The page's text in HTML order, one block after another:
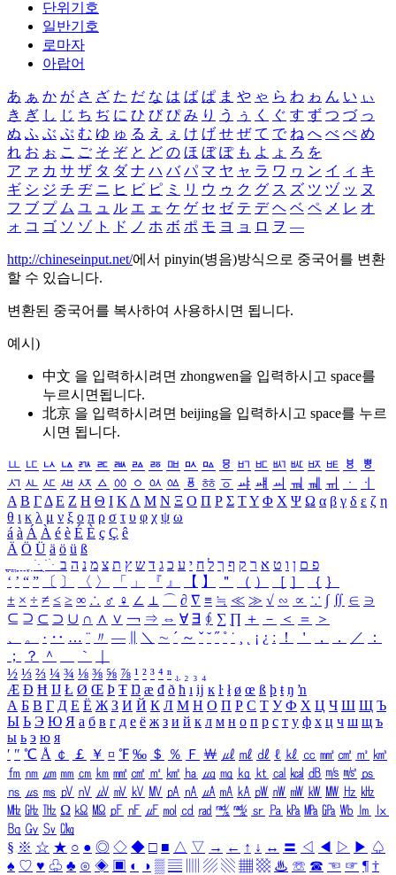
단위기호
일반기호
로마자
아랍어
あ ぁ か が さ ざ た だ な は ば ぱ ま や ゃ ら わ ゎ ん い ぃ
き ぎ し じ ち ぢ に ひ び ぴ み り う ぅ く ぐ す ず つ づ っ
ぬ ふ ぶ ぷ む ゆ ゅ る え ぇ け げ せ ぜ て で ね へ べ ぺ め
れ お ぉ こ ご そ ぞ と ど の ほ ぼ ぽ も よ ょ ろ を
ア ァ カ サ ザ タ ダ ナ ハ バ パ マ ヤ ャ ラ ワ ヮ ン イ ィ キ
ギ シ ジ チ ヂ ニ ヒ ビ ピ ミ リ ウ ゥ ク グ ス ズ ツ ヅ ッ ヌ
フ ブ プ ム ユ ュ ル エ ェ ケ ゲ セ ゼ テ デ ヘ ベ ペ メ レ オ
ォ コ ゴ ソ ゾ ト ド ノ ホ ボ ポ モ ヨ ョ ロ ヲ ―
http://chineseinput.net/에서 pinyin(병음)방식으로 중국어를 변환
할 수 있습니다.
변환된 중국어를 복사하여 사용하시면 됩니다.
예시)
中文 을 입력하시려면 zhongwen을 입력하시고 space를
누르시면됩니다.
北京 을 입력하시려면 beijing을 입력하시고 space를 누르
시면 됩니다.
ㅥ ㅦ ㅧ ㅨ ㅩ ㅪ ㅫ ㅬ ㅭ ㅮ ㅯ ㅰ ㅱ ㅲ ㅳ ㅴ ㅵ ㅶ ㅷ ㅸ
ㅹ
ㅺ ㅻ ㅼ ㅽ ㅾ ㅿ ㆀ ㆁ ㆂ ㆃ ㆄ ㆅ ㆆ ㆇ ㆈ ㆉ ㆊ ㆋ ㆌ ㆍ
ㆎ
Α Β ΓΔ Ε Ζ Η Θ Ι ΚΛ Μ Ν Ξ Ο Π Ρ Σ ΤΥ Φ Χ Ψ Ω α β γ δ ε ζ η
θ ι κ λ μ ν ξ ο π ρ σ τ υ φ χ ψ ω
á à Á À é è É È ç Ç ê
Ä Ö Ü ä ö ü ß
ִֶֹ ֻּ ׁׂ פ ם ן ו ט א ר ק ף ך ל ח י ע כ ג ד ש ץ ת צ מ נ ה ב
‘ ’ “ ” 〔 〕 〈 〉 「 」 『 』 【 】 ＂ （ ） ［ ］ ｛ ｝
± × ÷ ≠ ≤ ≥ ∞ ∴ ♂ ♀ ∠ ⊥ ⌒ ∂ ∇ ≡ ≒ ≪ ≫ √ ∽ ∝ ∵ ∫ ∬ ∈ ∋
⊆ ⊇ ⊂ ⊃ ∪ ∩ ∧ ∨ ￢ ⇒ ⇔ ∀ ∃ ∮ ∑ ∏ ＋ － ＜ ＝
＞
、
。 · ‥ … ¨ 〃 ― ＼ ∼ ´ ～ ˇ ˘ ˝ ˚ ˙ ¸ ¡ ¿ ː ！ ＇ ， ． ／
：
；
？ ＾ ｀
½ ⅓ ⅔ ¼ ¾ ⅛ ⅜ ⅝ ⅞ ¹ ² ³ ⁴ ⁿ ₁ ₂ ₃ ₄
Æ Ð Ħ Ĳ Ł Ø Œ Þ Ŧ Ŋ æ đ ð ħ ı ĳ ĸ ŀ ł ø œ ß þ ŧ ŋ ŉ
А Б В Г Д Е Ё Ж З И Й К Л М Н О П Р С Т У Ф Х Ц Ч Ш Щ Ъ
Ы Ь Э Ю Я а б в г д е ё ж з и й к л м н о п р с т у ф х ц ч ш щ ъ
ы ь э ю я
′ ″ ℃ Å ￠ ￡ ￥ ¤ ℉ ‰ ＄ ％ Ｆ ￦ ㎕ ㎖ ㎗ ℓ ㎘ ㏄ ㎣ ㎤ ㎥ ㎦
㎙ ㎚ ㎛ ㎜ ㎝ ㎞ ㎟ ㎠ ㎡ ㎢ ㏊ ㎍ ㎎ ㎏ ㏏ ㎈ ㎉ ㏈ ㎧ ㎨ ㎰
㎱ ㎲ ㎳ ㎴ ㎵ ㎶ ㎷ ㎸ ㎹ ㎀ ㎁ ㎂ ㎃ ㎄ ㎺ ㎻ ㎽ ㎾ ㎿ ㎐ ㎑
㎒ ㎓ ㎔ Ω ㏀ ㏁ ㎊ ㎋ ㎌ ㏖ ㏅ ㎭ ㎮ ㎯ ㏛ ㎩ ㎪ ㎫ ㎬ ㏝ ㏐
㏓
㏃ ㏉ ㏜ ㏆
§ ※ ☆ ★ ○ ● ◎ ◇ ◆ □ ■ △ ▽ → ← ↑ ↓ ↔ 〓 ◁ ◀ ▷ ▶ ♤
♠ ♡ ♥ ♧ ♣ ⊙ ◈ ▣ ◐ ◑ ▒ ▤ ▨ ▧ ▦ ▩ ♨ ☏ ☎ ☜ ☞ ¶ †